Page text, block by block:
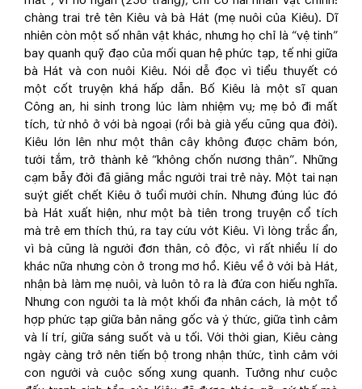
chàng trai trẻ tên Kiêu và bà Hát (mẹ nuôi của Kiêu). Dĩ
nhiên còn một số nhân vật khác, nhưng họ chỉ là “vệ tinh”
bay quanh quỹ đạo của mối quan hệ phức tạp, tế nhị giữa
bà Hát và con nuôi Kiêu. Nói dễ đọc vì tiểu thuyết có
một cốt truyện khá hấp dẫn. Bố Kiêu là một sĩ quan
Công an, hi sinh trong lúc làm nhiệm vụ; mẹ bỏ đi mất
tích, từ nhỏ ở với bà ngoại (rồi bà già yếu cũng qua đời).
Kiêu lớn lên như một thân cây không được chăm bón,
tưới tắm, trở thành kẻ “không chốn nương thân”. Những
cạm bẫy đời đã giăng mắc người trai trẻ này. Một tai nạn
suýt giết chết Kiêu ở tuổi mười chín. Nhưng đúng lúc đó
bà Hát xuất hiện, như một bà tiên trong truyện cổ tích
mà trẻ em thích thú, ra tay cứu vớt Kiêu. Vì lòng trắc ẩn,
vì bà cũng là người đơn thân, cô độc, vì rất nhiều lí do
khác nữa nhưng còn ở trong mơ hồ. Kiêu về ở với bà Hát,
nhận bà làm mẹ nuôi, và luôn tỏ ra là đứa con hiếu nghĩa.
Nhưng con người ta là một khối đa nhân cách, là một tổ
hợp phức tạp giữa bản năng gốc và ý thức, giữa tình cảm
và lí trí, giữa sáng suốt và u tối. Với thời gian, Kiêu càng
ngày càng trở nên tiến bộ trong nhận thức, tình cảm với
con người và cuộc sống xung quanh. Tưởng như cuộc